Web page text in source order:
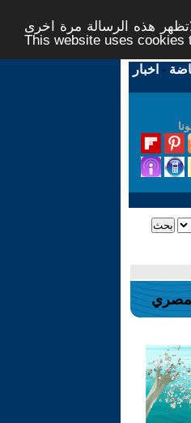
هذه الرسالة مرة اخرى -
This website uses cookies
- اخبار